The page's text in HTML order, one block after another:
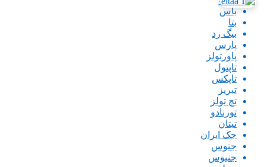
باس
بتا
بیگ رد
پارس
پاورتولز
تاپتول
تاپکس
تبریز
تچ تولز
تورنادو
تیتان
جک ایران
جنوس
جنیوس